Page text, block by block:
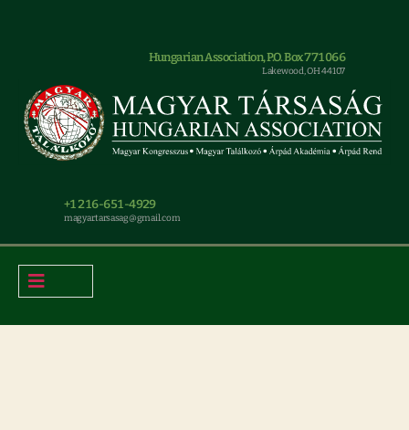
Hungarian Association, P.O. Box 771066
Lakewood, OH 44107
+1 216-651-4929
magyar.tarsasag@gmail.com